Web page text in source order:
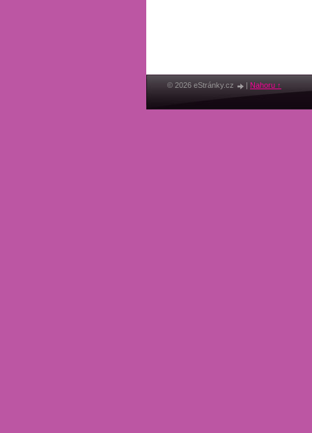
© 2026 eStránky.cz | Nahoru ↑